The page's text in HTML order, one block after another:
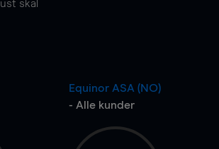
skal
Equinor ASA (NO)
- Alle kunder